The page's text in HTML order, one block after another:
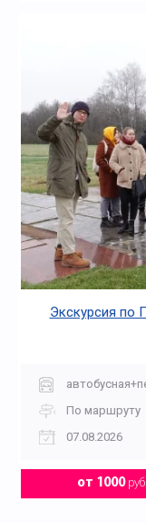
Экскурсия по
По маршруту
07.08.2026
от 1000руб.